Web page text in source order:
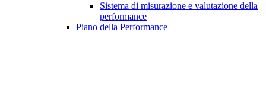
Sistema di misurazione e valutazione della
performance
Piano della Performance